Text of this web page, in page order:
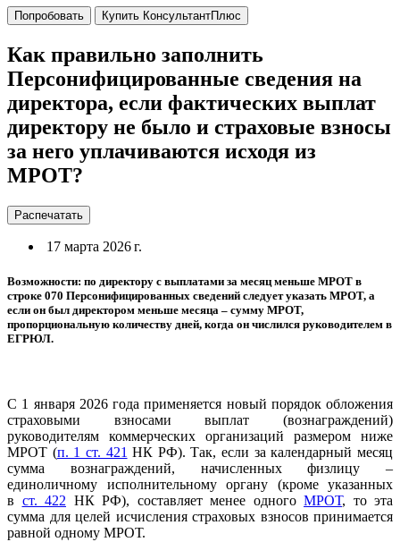
Попробовать Купить КонсультантПлюс
Как правильно заполнить
Персонифицированные сведения на
директора, если фактических выплат
директору не было и страховые взносы
за него уплачиваются исходя из
МРОТ?
Распечатать
17 марта 2026 г.
Возможности: по директору с выплатами за месяц меньше МРОТ в
строке 070 Персонифицированных сведений следует указать МРОТ, а
если он был директором меньше месяца – сумму МРОТ,
пропорциональную количеству дней, когда он числился руководителем в
ЕГРЮЛ.
С 1 января 2026 года применяется новый порядок обложения
страховыми взносами выплат (вознаграждений)
руководителям коммерческих организаций размером ниже
МРОТ (п. 1 ст. 421 НК РФ). Так, если за календарный месяц
сумма вознаграждений, начисленных физлицу –
единоличному исполнительному органу (кроме указанных
в ст. 422 НК РФ), составляет менее одного МРОТ, то эта
сумма для целей исчисления страховых взносов принимается
равной одному МРОТ.